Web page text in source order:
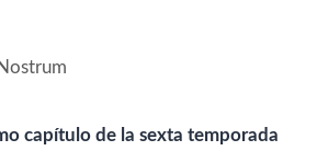
Nostrum
capítulo de la sexta temporada